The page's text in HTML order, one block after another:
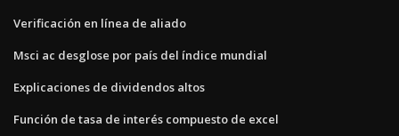
Verificación en línea de aliado
Msci ac desglose por país del índice mundial
Explicaciones de dividendos altos
Función de tasa de interés compuesto de excel